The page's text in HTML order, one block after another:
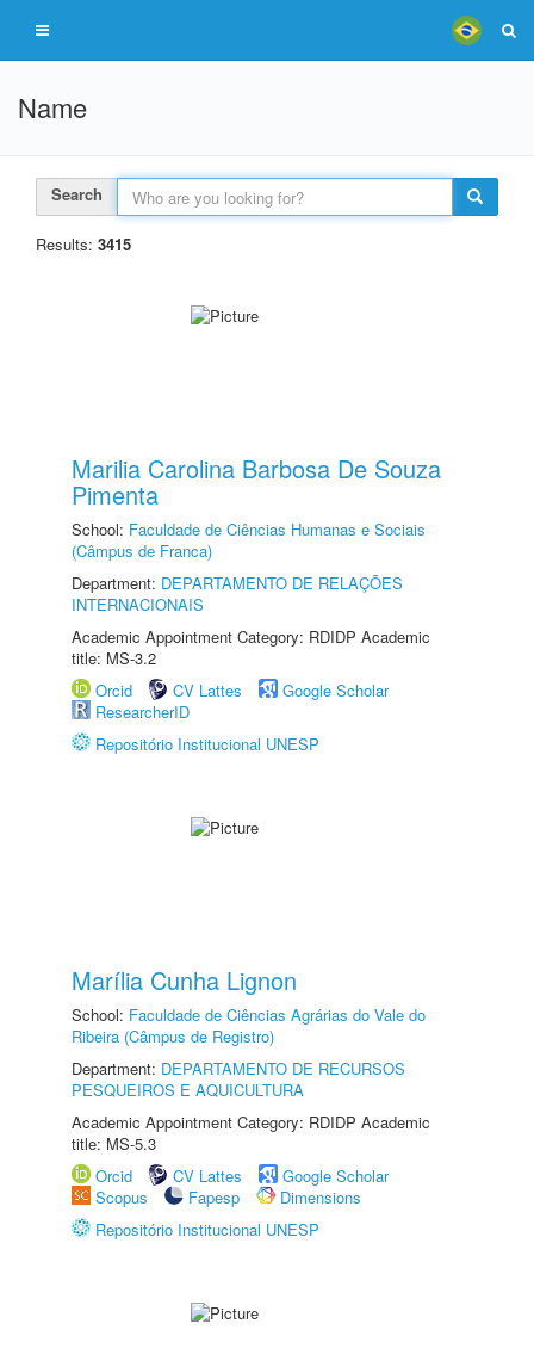
Name
Search
Results: 3415
Marilia Carolina Barbosa De Souza
Pimenta
School: Faculdade de Ciências Humanas e Sociais
(Câmpus de Franca)
Department: DEPARTAMENTO DE RELAÇÕES
INTERNACIONAIS
Academic Appointment Category: RDIDP Academic
title: MS-3.2
Orcid
CV Lattes
Google Scholar
ResearcherID
Repositório Institucional UNESP
Marília Cunha Lignon
School: Faculdade de Ciências Agrárias do Vale do
Ribeira (Câmpus de Registro)
Department: DEPARTAMENTO DE RECURSOS
PESQUEIROS E AQUICULTURA
Academic Appointment Category: RDIDP Academic
title: MS-5.3
Orcid
CV Lattes
Google Scholar
Scopus
Fapesp
Dimensions
Repositório Institucional UNESP